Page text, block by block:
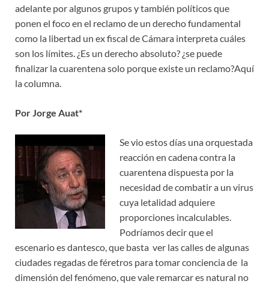
adelante por algunos grupos y también políticos que
ponen el foco en el reclamo de un derecho fundamental
como la libertad un ex fiscal de Cámara interpreta cuáles
son los límites. ¿Es un derecho absoluto? ¿se puede
finalizar la cuarentena solo porque existe un reclamo?Aquí
la columna.
Por Jorge Auat*
Se vio estos días una orquestada
reacción en cadena contra la
cuarentena dispuesta por la
necesidad de combatir a un virus
cuya letalidad adquiere
proporciones incalculables.
Podríamos decir que el
escenario es dantesco, que basta ver las calles de algunas
ciudades regadas de féretros para tomar conciencia de la
dimensión del fenómeno, que vale remarcar es natural no